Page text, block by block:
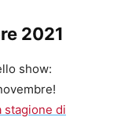
2021
show:
stagione di